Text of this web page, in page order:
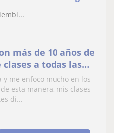
más de 10 años de
a todas las
presencial y
y me enfoco mucho en los
esta manera, mis clases
di...